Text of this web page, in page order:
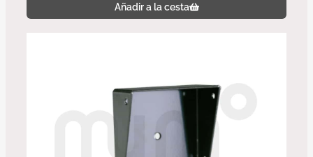
Añadir a la cesta